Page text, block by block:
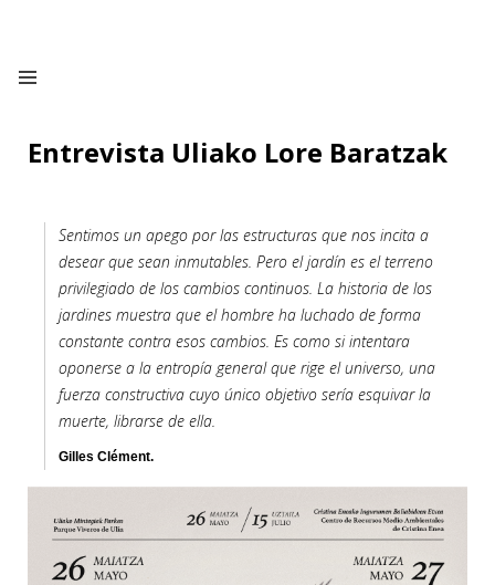
Entrevista Uliako Lore Baratzak
Sentimos un apego por las estructuras que nos incita a
desear que sean inmutables. Pero el jardín es el terreno
privilegiado de los cambios continuos. La historia de los
jardines muestra que el hombre ha luchado de forma
constante contra esos cambios. Es como si intentara
oponerse a la entropía general que rige el universo, una
fuerza constructiva cuyo único objetivo sería esquivar la
muerte, librarse de ella.
Gilles Clément.